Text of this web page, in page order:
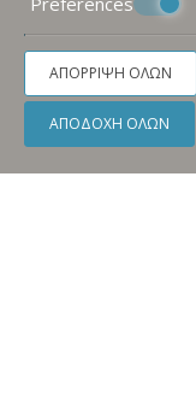
ΑΠΌΡΡΙΨΗ ΌΛΩΝ
ΑΠΟΔΟΧΉ ΌΛΩΝ